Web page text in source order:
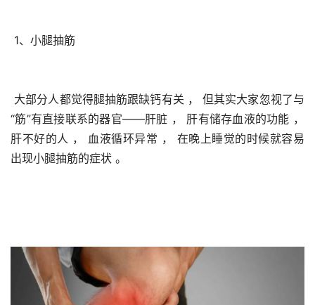
1、小腿抽筋
“筋”有直接联系的器官——肝脏 ， 肝有储存血液的功能 ，
肝不好的人 ， 血液循环异常 ， 在晚上睡觉的时候就容易
出现小腿抽筋的症状 。